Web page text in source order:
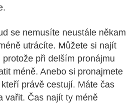
se nemusíte neustále někam
utrácíte. Můžete si najít
při delším pronájmu
méně. Anebo si pronajmete
právě cestují. Máte čas
vařit. Čas najít ty méně